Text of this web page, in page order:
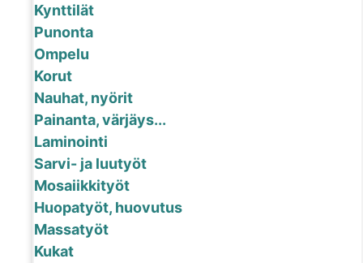
Kynttilät
Punonta
Ompelu
Korut
Nauhat, nyörit
Painanta, värjäys...
Laminointi
Sarvi- ja luutyöt
Mosaiikkityöt
Huopatyöt, huovutus
Massatyöt
Kukat